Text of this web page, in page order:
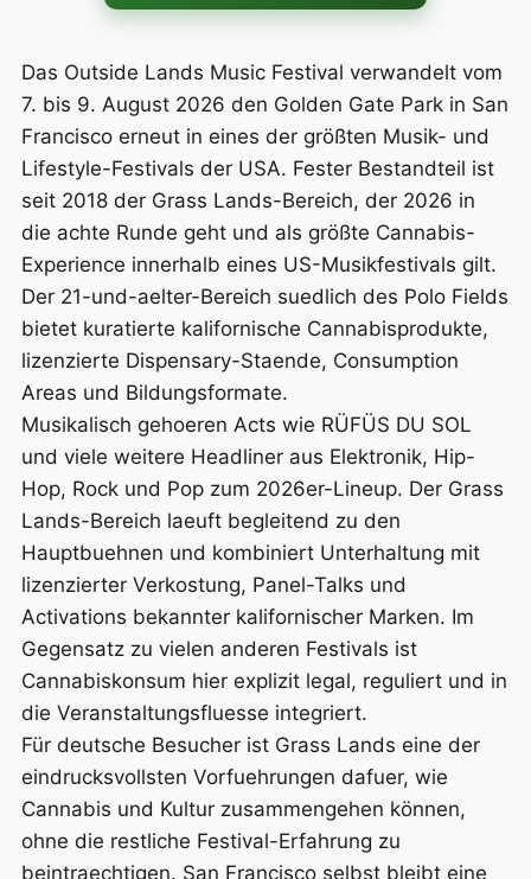
Das Outside Lands Music Festival verwandelt vom
7. bis 9. August 2026 den Golden Gate Park in San
Francisco erneut in eines der größten Musik- und
Lifestyle-Festivals der USA. Fester Bestandteil ist
seit 2018 der Grass Lands-Bereich, der 2026 in
die achte Runde geht und als größte Cannabis-
Experience innerhalb eines US-Musikfestivals gilt.
Der 21-und-aelter-Bereich suedlich des Polo Fields
bietet kuratierte kalifornische Cannabisprodukte,
lizenzierte Dispensary-Staende, Consumption
Areas und Bildungsformate.
Musikalisch gehoeren Acts wie RÜFÜS DU SOL
und viele weitere Headliner aus Elektronik, Hip-
Hop, Rock und Pop zum 2026er-Lineup. Der Grass
Lands-Bereich laeuft begleitend zu den
Hauptbuehnen und kombiniert Unterhaltung mit
lizenzierter Verkostung, Panel-Talks und
Activations bekannter kalifornischer Marken. Im
Gegensatz zu vielen anderen Festivals ist
Cannabiskonsum hier explizit legal, reguliert und in
die Veranstaltungsfluesse integriert.
Für deutsche Besucher ist Grass Lands eine der
eindrucksvollsten Vorfuehrungen dafuer, wie
Cannabis und Kultur zusammengehen können,
ohne die restliche Festival-Erfahrung zu
beintraechtigen. San Francisco selbst bleibt eine